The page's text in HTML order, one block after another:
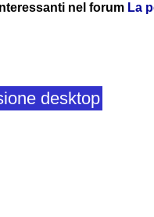
nel forum La
desktop